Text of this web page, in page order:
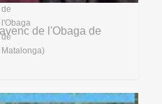
de l'Obaga de